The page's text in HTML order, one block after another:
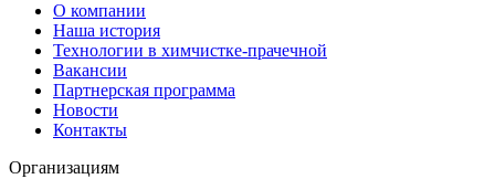
О компании
Наша история
Технологии в химчистке-прачечной
Вакансии
Партнерская программа
Новости
Контакты
Организациям